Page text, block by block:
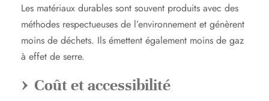
Les matériaux durables sont souvent produits avec des
méthodes respectueuses de l’environnement et génèrent
moins de déchets. Ils émettent également moins de gaz
à effet de serre.
Coût et accessibilité